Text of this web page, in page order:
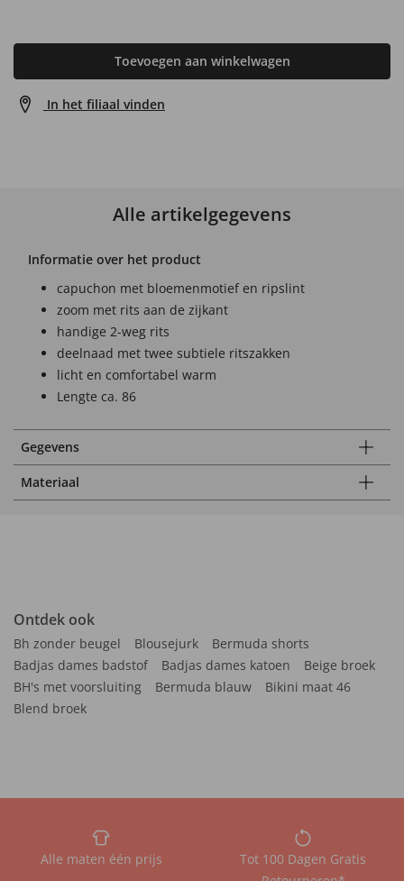
Toevoegen aan winkelwagen
In het filiaal vinden
Alle artikelgegevens
Informatie over het product
capuchon met bloemenmotief en ripslint
zoom met rits aan de zijkant
handige 2-weg rits
deelnaad met twee subtiele ritszakken
licht en comfortabel warm
Lengte ca. 86
Gegevens
Materiaal
Ontdek ook
Bh zonder beugel Blousejurk
Bermuda shorts
Badjas dames badstof
Badjas dames katoen
Beige broek
BH's met voorsluiting
Bermuda blauw
Bikini maat 46
Blend broek
Alle maten één prijs
Tot 100 Dagen Gratis